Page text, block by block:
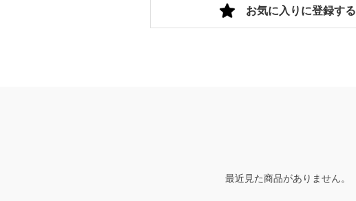
お気に入りに登録する
最近見た商品がありません。